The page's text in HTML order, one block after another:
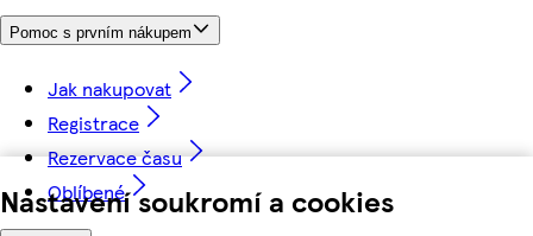
Nastavení soukromí a cookies
Pomoc s prvním nákupem
Jak nakupovat
Registrace
Rezervace času
Oblíbené